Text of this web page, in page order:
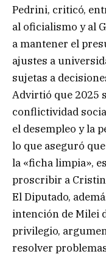
Pedrini, criticó,
al oficialismo y al
a mantener el
ajustes a
sujetas a
Advirtió que 2025
conflictividad
el desempleo y la
lo que aseguró
la «ficha limpia»,
proscribir a
El Diputado,
intención de Milei
privilegio,
resolver